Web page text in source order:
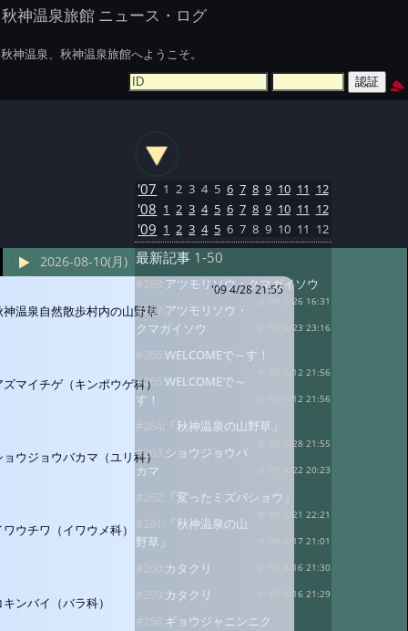
秋神温泉旅館 ニュース・ログ
秋神温泉、秋神温泉旅館へようこそ。
2026-08-10(月)
'09 4/28 21:55
神温泉自然散歩村内の山野草
ズマイチゲ（キンポウゲ科）
ョウジョウバカマ（ユリ科）
ワウチワ（イワウメ科）
キンバイ（バラ科）
'07 1 2 3 4 5 6 7 8 9 10 11 12
'08 1 2 3 4 5 6 7 8 9 10 11 12
'09 1 2 3 4 5 6 7 8 9 10 11 12
最新記事 1-50
#268:アツモリソウ・クマガイソウ
@ '09 5/26 16:31
#267:アツモリソウ・
クマガイソウ
@ '09 5/23 23:16
#266:WELCOMEで～す！
@ '09 5/12 21:56
#265:WELCOMEで～
す！
@ '09 5/12 21:56
#264: 「秋神温泉の山野草」
@ '09 4/28 21:55
#263:ショウジョウバ
カマ
@ '09 4/22 20:23
#262: 「変ったミズバショウ」
@ '09 4/21 22:21
#261: 「秋神温泉の山
野草」
@ '09 4/17 21:01
#260:カタクリ @ '09 4/16 21:30
#259:カタクリ @ '09 4/16 21:29
#258:ギョウジャニンニク